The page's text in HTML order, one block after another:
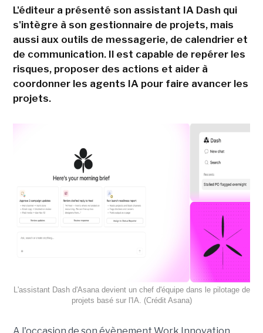
L'éditeur a présenté son assistant IA Dash qui
s'intègre à son gestionnaire de projets, mais
aussi aux outils de messagerie, de calendrier et
de communication. Il est capable de repérer les
risques, proposer des actions et aider à
coordonner les agents IA pour faire avancer les
projets.
L'assistant Dash d'Asana devient un chef d'équipe dans le pilotage de
projets basé sur l'IA. (Crédit Asana)